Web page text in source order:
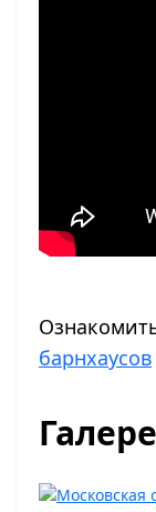
барнхаусов